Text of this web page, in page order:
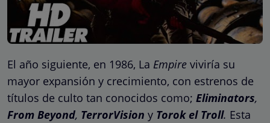
El año siguiente, en 1986, La Empire viviría su
mayor expansión y crecimiento, con estrenos de
títulos de culto tan conocidos como; Eliminators,
From Beyond, TerrorVision y Torok el Troll. Esta